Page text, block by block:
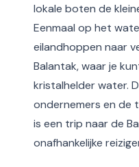
lokale boten de
Eenmaal op het
eilandhoppen naar
Balantak, waar je
kristalhelder water.
ondernemers en de
is een trip naar de
onafhankelijke